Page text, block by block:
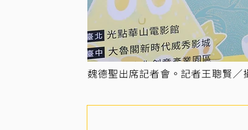
魏德聖出席記者會。記者王聰賢／